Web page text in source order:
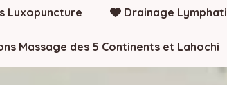
Luxopuncture Drainage
Massage des 5 Continents et Lahochi